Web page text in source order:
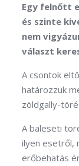
Egy felnőtt
és szinte
nem
választ
A csontok
határozzuk
zöldgally-
A baleseti
ilyen esetről,
erőbehatás